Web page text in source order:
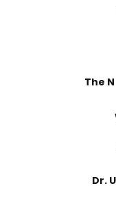
The
Dr.